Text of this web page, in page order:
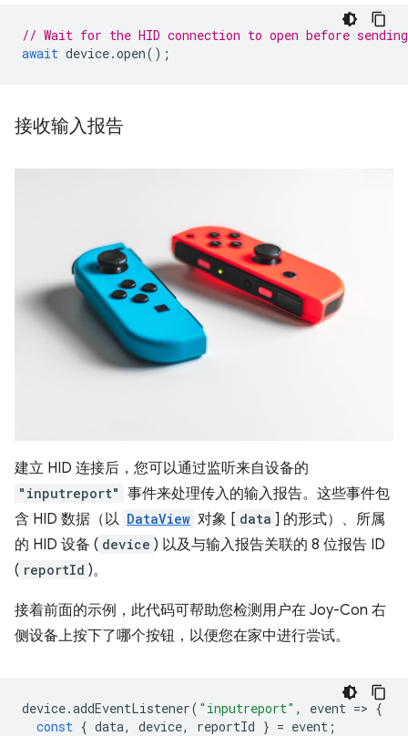
// Wait for the HID connection to open before
await device.open();
接收输入报告
建立 HID 连接后，您可以通过监听来自设备的
"inputreport" 事件来处理传入的输入报告。这些事件包
含 HID 数据（以 DataView 对象 [ data ] 的形式）、所属
的 HID 设备 ( device ) 以及与输入报告关联的 8 位报告 ID
( reportId )。
接着前面的示例，此代码可帮助您检测用户在 Joy-Con 右
侧设备上按下了哪个按钮，以便您在家中进行尝试。
device.addEventListener( "inputreport" , event => {
const { data, device, reportId } = event ;